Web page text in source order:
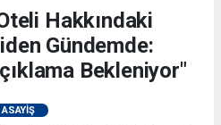
Hakkındaki
Gündemde:
Bekleniyor"
ASAYIŞ